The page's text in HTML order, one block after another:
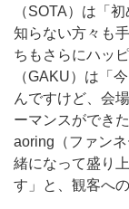
（SOTA）は「
知らない方々も
ちもさらにハッ
（GAKU）は「
んですけど、会
ーマンスができ
aoring（ファン
緒になって盛り
す」と、観客へ